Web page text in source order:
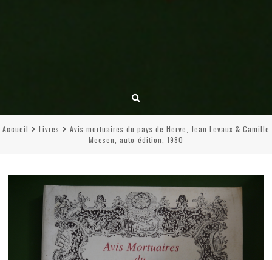
Accueil Livres
Avis mortuaires du pays de Herve, Jean Levaux & Camille
Meesen, auto-édition, 1980